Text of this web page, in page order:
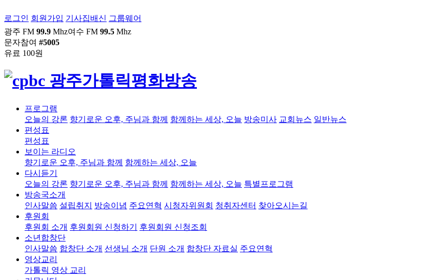
로그인 회원가입 기사집배신 그룹웨어
광주 FM 99.9 Mhz여수 FM 99.5 Mhz
문자참여 #5005
유료 100원
프로그램
오늘의 강론 향기로운 오후, 주님과 함께 함께하는 세상, 오늘 방송미사 교회뉴스 일반뉴스
편성표
편성표
보이는 라디오
향기로운 오후, 주님과 함께 함께하는 세상, 오늘
다시듣기
오늘의 강론 향기로운 오후, 주님과 함께 함께하는 세상, 오늘 특별프로그램
방송국소개
인사말씀 설립취지 방송이념 주요연혁 시청자위원회 청취자센터 찾아오시는길
후원회
후원회 소개 후원회원 신청하기
후원회원 신청조회
소년합창단
인사말씀 합창단 소개 선생님 소개 단원 소개 합창단 자료실 주요연혁
영상교리
가톨릭 영상 교리